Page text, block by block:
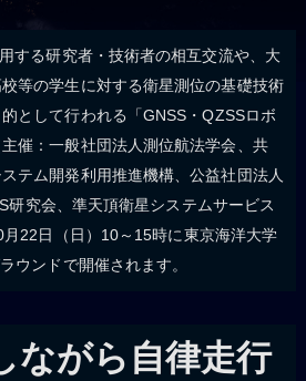
する研究者・技術者の相互交流や、大
等の学生に対する衛星測位の基礎技術
として行われる「GNSS・QZSSロボ
催：一般社団法人測位航法学会、共
テム開発利用推進機構、公益社団法人
研究会、準天頂衛星システムサービス
22日（日）10～15時に東京海洋大学
ウンドで開催されます。
ながら自律走行